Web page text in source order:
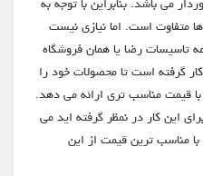
متفاوت است. اما نیازی نیست
تاسیسات رضا یا همان فروشگاه
گرفته است تا محصولات خود را
قیمت مناسب تری ارائه می دهد.
این کار در نمظر گرفته اید می
با مناسب ترین قیمت از این